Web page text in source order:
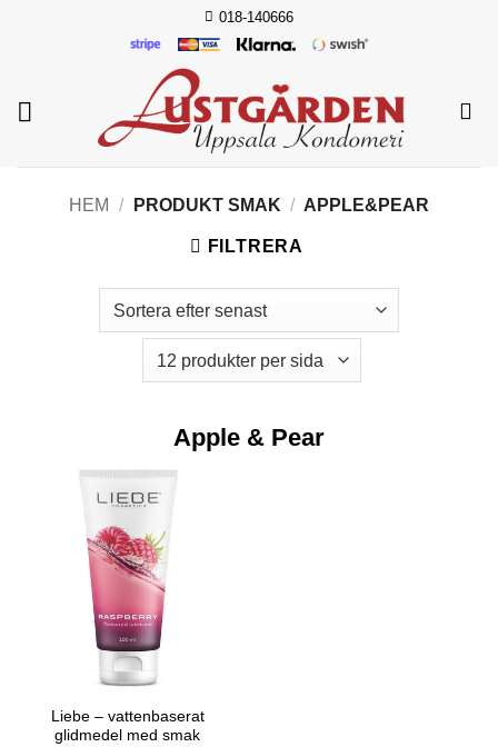
018-140666
HEM / PRODUKT SMAK / APPLE&PEAR
FILTRERA
Apple & Pear
Liebe – vattenbaserat
glidmedel med smak